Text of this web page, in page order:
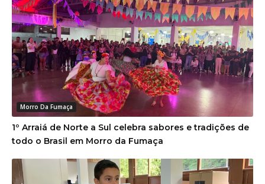
Morro Da Fumaça
1º Arraiá de Norte a Sul celebra sabores e tradições de
todo o Brasil em Morro da Fumaça